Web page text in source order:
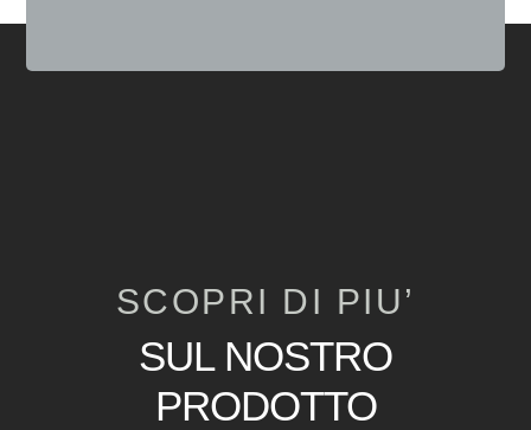
SCOPRI DI PIU’
SUL NOSTRO
PRODOTTO